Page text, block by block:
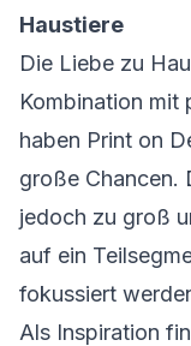
Haustiere
Die Liebe zu
Kombination mit
haben Print on
große Chancen.
jedoch zu groß
auf ein
fokussiert
Als Inspiration